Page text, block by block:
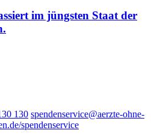
im jüngsten Staat der
130 spendenservice@aerzte-ohne-
spendenservice